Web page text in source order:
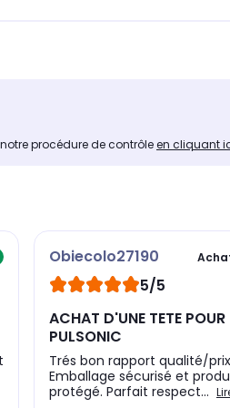
procédure de contrôleen cliquant
Obiecolo27190
5/5
ACHAT D'UNE TETE
PULSONIC
Trés bon rapport qualité/
Emballage sécurisé et
protégé. Parfait respect...